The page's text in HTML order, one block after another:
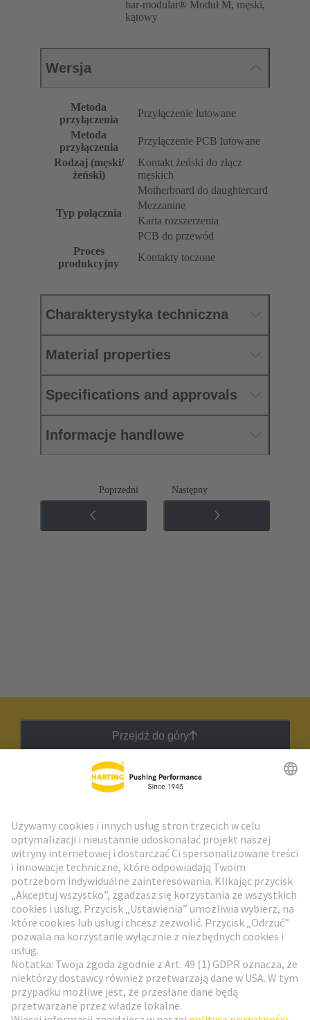
har-modular® Moduł M, męski,
kątowy
Wersja
Metoda
przyłączenia
Przyłączenie lutowane
Metoda
przyłączenia
Przyłączenie PCB lutowane
Rodzaj (męski/
żeński)
Kontakt żeński do złącz
męskich
Typ połącznia
Motherboard do daughtercard
Mezzanine
Karta rozszerzenia
PCB do przewód
Proces
produkcyjny
Kontakty toczone
Charakterystyka techniczna
Material properties
Specifications and approvals
Informacje handlowe
Poprzedni Następny
Przejdź do góry
Przejdź do rejestracji
Social Media